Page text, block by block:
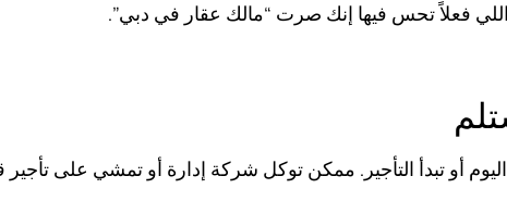
فعلاً تحس فيها إنك صرت “مالك عقار في دبي”.
أو تبدأ التأجير. ممكن توكل شركة إدارة أو تمشي على تأجير